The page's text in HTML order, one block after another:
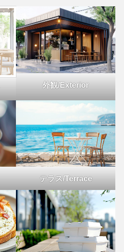
外観/Exterior
テラス/Terrace